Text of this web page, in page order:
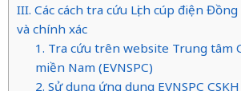
III. Các cách tra cứu Lịch cúp điện
và chính xác
1. Tra cứu trên website Trung tâm
miền Nam (EVNSPC)
2. Sử dụng ứng dụng EVNSPC